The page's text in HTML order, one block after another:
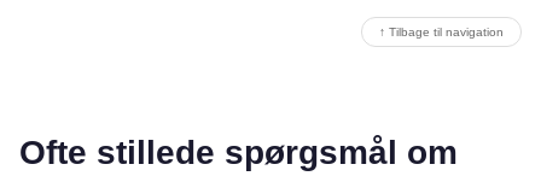
↑ Tilbage til navigation
Ofte stillede spørgsmål om